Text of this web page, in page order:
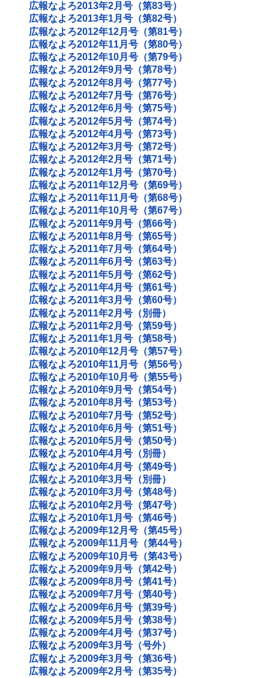
広報なよろ2013年2月号（第83号）
広報なよろ2013年1月号（第82号）
広報なよろ2012年12月号（第81号）
広報なよろ2012年11月号（第80号）
広報なよろ2012年10月号（第79号）
広報なよろ2012年9月号（第78号）
広報なよろ2012年8月号（第77号）
広報なよろ2012年7月号（第76号）
広報なよろ2012年6月号（第75号）
広報なよろ2012年5月号（第74号）
広報なよろ2012年4月号（第73号）
広報なよろ2012年3月号（第72号）
広報なよろ2012年2月号（第71号）
広報なよろ2012年1月号（第70号）
広報なよろ2011年12月号（第69号）
広報なよろ2011年11月号（第68号）
広報なよろ2011年10月号（第67号）
広報なよろ2011年9月号（第66号）
広報なよろ2011年8月号（第65号）
広報なよろ2011年7月号（第64号）
広報なよろ2011年6月号（第63号）
広報なよろ2011年5月号（第62号）
広報なよろ2011年4月号（第61号）
広報なよろ2011年3月号（第60号）
広報なよろ2011年2月号（別冊）
広報なよろ2011年2月号（第59号）
広報なよろ2011年1月号（第58号）
広報なよろ2010年12月号（第57号）
広報なよろ2010年11月号（第56号）
広報なよろ2010年10月号（第55号）
広報なよろ2010年9月号（第54号）
広報なよろ2010年8月号（第53号）
広報なよろ2010年7月号（第52号）
広報なよろ2010年6月号（第51号）
広報なよろ2010年5月号（第50号）
広報なよろ2010年4月号（別冊）
広報なよろ2010年4月号（第49号）
広報なよろ2010年3月号（別冊）
広報なよろ2010年3月号（第48号）
広報なよろ2010年2月号（第47号）
広報なよろ2010年1月号（第46号）
広報なよろ2009年12月号（第45号）
広報なよろ2009年11月号（第44号）
広報なよろ2009年10月号（第43号）
広報なよろ2009年9月号（第42号）
広報なよろ2009年8月号（第41号）
広報なよろ2009年7月号（第40号）
広報なよろ2009年6月号（第39号）
広報なよろ2009年5月号（第38号）
広報なよろ2009年4月号（第37号）
広報なよろ2009年3月号（号外）
広報なよろ2009年3月号（第36号）
広報なよろ2009年2月号（第35号）